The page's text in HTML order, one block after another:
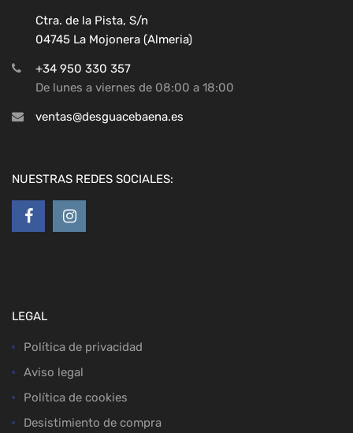
Ctra. de la Pista, S/n
04745 La Mojonera (Almeria)
+34 950 330 357
De lunes a viernes de 08:00 a 18:00
ventas@desguacebaena.es
NUESTRAS REDES SOCIALES:
LEGAL
Política de privacidad
Aviso legal
Política de cookies
Desistimiento de compra